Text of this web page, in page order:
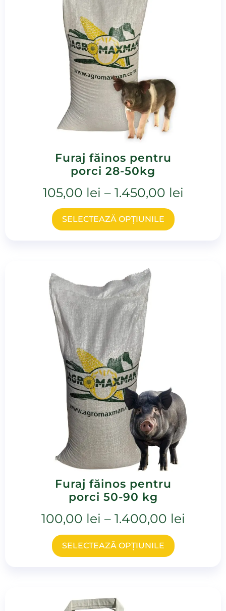
Furaj făinos pentru
porci 28-50kg
105,00 lei – 1.450,00 lei
SELECTEAZĂ OPȚIUNILE
Furaj făinos pentru
porci 50-90 kg
100,00 lei – 1.400,00 lei
SELECTEAZĂ OPȚIUNILE